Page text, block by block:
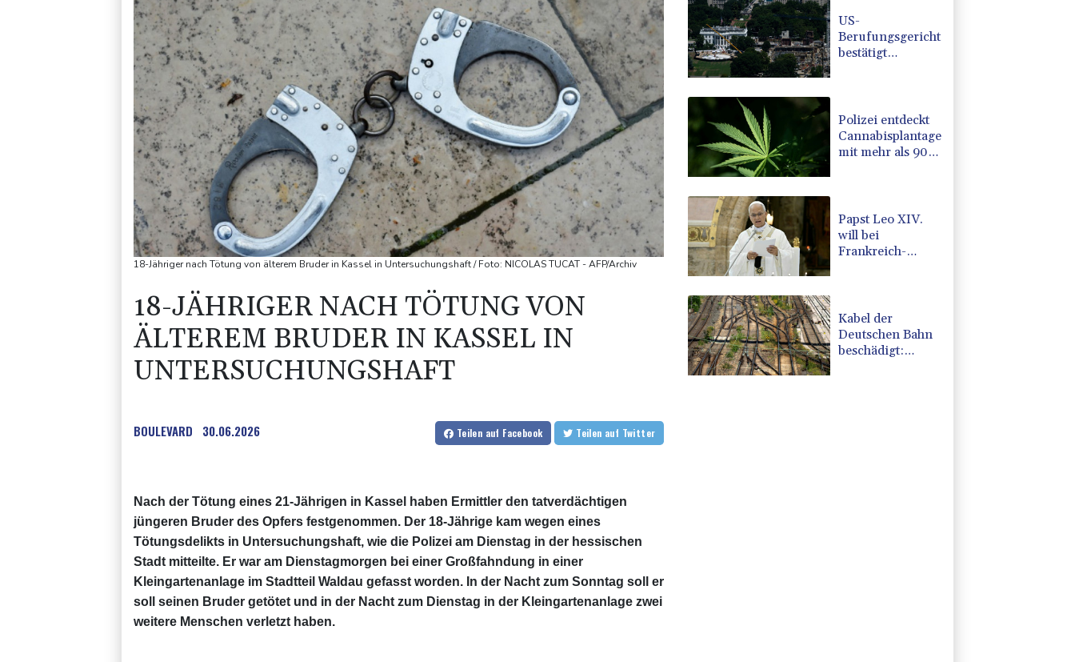
18-Jähriger nach Tötung von älterem Bruder in Kassel in Untersuchungshaft / Foto: NICOLAS TUCAT - AFP/Archiv
18-JÄHRIGER NACH TÖTUNG VON
ÄLTEREM BRUDER IN KASSEL IN
UNTERSUCHUNGSHAFT
BOULEVARD 30.06.2026 Teilen auf Facebook Teilen auf Twitter
Nach der Tötung eines 21-Jährigen in Kassel haben Ermittler den tatverdächtigen
jüngeren Bruder des Opfers festgenommen. Der 18-Jährige kam wegen eines
Tötungsdelikts in Untersuchungshaft, wie die Polizei am Dienstag in der hessischen
Stadt mitteilte. Er war am Dienstagmorgen bei einer Großfahndung in einer
Kleingartenanlage im Stadtteil Waldau gefasst worden. In der Nacht zum Sonntag soll er
soll seinen Bruder getötet und in der Nacht zum Dienstag in der Kleingartenanlage zwei
weitere Menschen verletzt haben.
US-
Berufungsgericht
bestätigt
Ballsaal-Plänen
Polizei entdeckt
Cannabisplantage
mit mehr als 900
Papst Leo XIV.
will bei
Frankreich-
Kabel der
Deutschen Bahn
beschädigt: